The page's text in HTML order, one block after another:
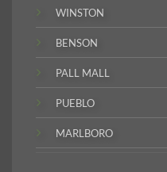
WINSTON
BENSON
PALL MALL
PUEBLO
MARLBORO